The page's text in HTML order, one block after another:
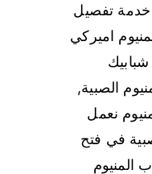
خدمة تفصيل
اميركي
الصبية,
نعمل
في فتح
المنيوم